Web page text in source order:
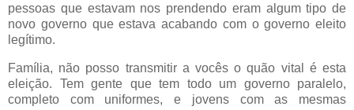
pessoas que estavam nos prendendo eram algum tipo de
novo governo que estava acabando com o governo eleito
legítimo.
Família, não posso transmitir a vocês o quão vital é esta
eleição. Tem gente que tem todo um governo paralelo,
completo com uniformes, e jovens com as mesmas